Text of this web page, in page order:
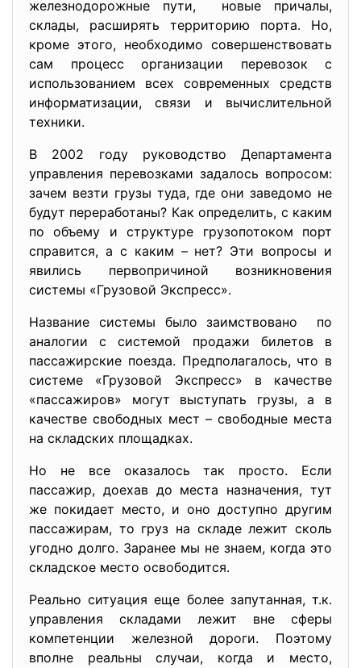
железнодорожные пути, новые причалы,
склады, расширять территорию порта. Но,
кроме этого, необходимо совершенствовать
сам процесс организации перевозок с
использованием всех современных средств
информатизации, связи и вычислительной
техники.
В 2002 году руководство Департамента
управления перевозками задалось вопросом:
зачем везти грузы туда, где они заведомо не
будут переработаны? Как определить, с каким
по объему и структуре грузопотоком порт
справится, а с каким – нет? Эти вопросы и
явились первопричиной возникновения
системы «Грузовой Экспресс».
Название системы было заимствовано по
аналогии с системой продажи билетов в
пассажирские поезда. Предполагалось, что в
системе «Грузовой Экспресс» в качестве
«пассажиров» могут выступать грузы, а в
качестве свободных мест – свободные места
на складских площадках.
Но не все оказалось так просто. Если
пассажир, доехав до места назначения, тут
же покидает место, и оно доступно другим
пассажирам, то груз на складе лежит сколь
угодно долго. Заранее мы не знаем, когда это
складское место освободится.
Реально ситуация еще более запутанная, т.к.
управления складами лежит вне сферы
компетенции железной дороги. Поэтому
вполне реальны случаи, когда и место,